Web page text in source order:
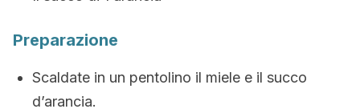
Preparazione
Scaldate in un pentolino il miele e il succo
d’arancia.